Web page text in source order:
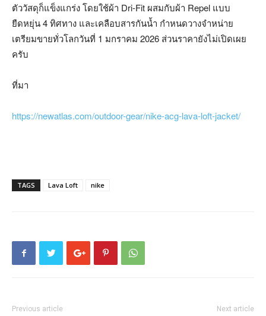
ตัววัสดุก็แข็งแกร่ง โดยใช้ผ้า Dri-Fit ผสมกับผ้า Repel แบบ
ยืดหยุ่น 4 ทิศทาง และเคลือบสารกันน้ำ กำหนดวางจำหน่าย
เตรียมขายทั่วโลกวันที่ 1 มกราคม 2026 ส่วนราคายังไม่เปิดเผย
ครับ
ที่มา
https://newatlas.com/outdoor-gear/nike-acg-lava-loft-jacket/
TAGS Lava Loft nike
Previous article Next article